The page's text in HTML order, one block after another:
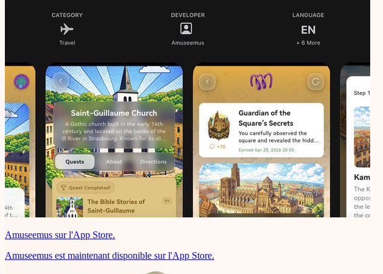
Amuseemus sur l'App Store.
Amuseemus est maintenant disponible sur l'App Store.